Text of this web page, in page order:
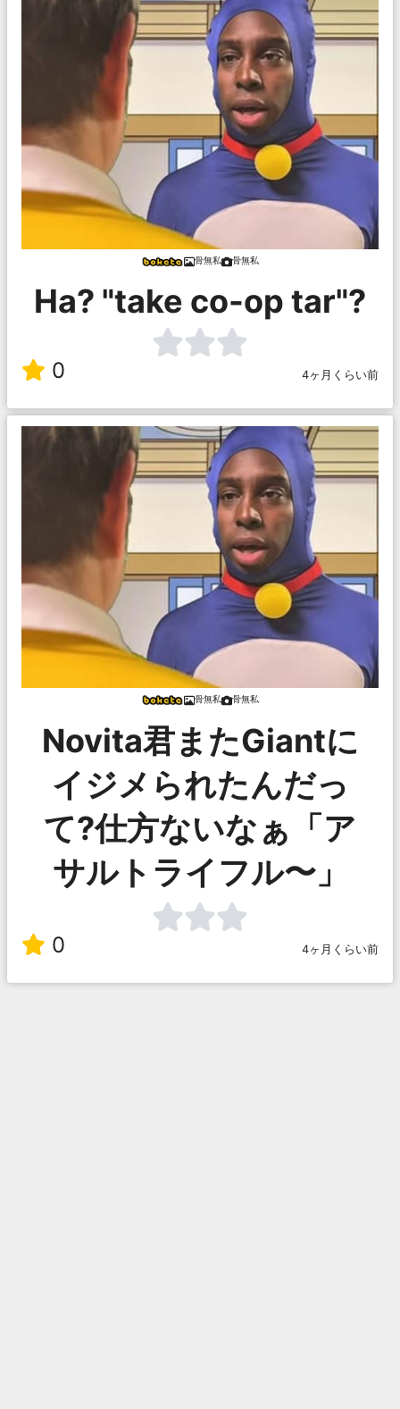
骨無私 骨無私
Ha? "take co-op tar"?
0 4ヶ月くらい前
骨無私 骨無私
Novita君またGiantに
イジメられたんだっ
て?仕方ないなぁ「ア
サルトライフル〜」
0 4ヶ月くらい前